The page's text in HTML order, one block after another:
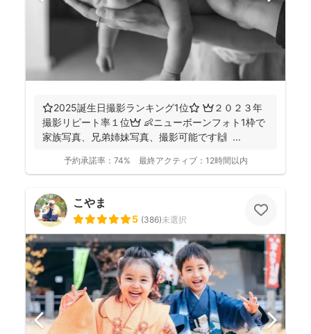
⭐️2025誕生日撮影ランキング1位⭐️ 👑２０２３年
撮影リピート率１位👑 👶ニューボーンフォト1枠で
家族写真、兄弟姉妹写真、撮影可能です🙌 ...
予約承諾率： 74% 最終アクティブ： 12時間以内
こやま
5 (386)未選択